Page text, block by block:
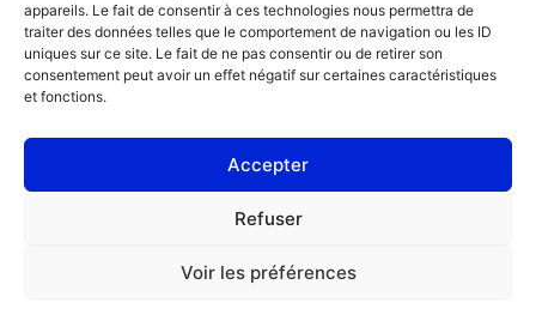
appareils. Le fait de consentir à ces technologies nous permettra de
traiter des données telles que le comportement de navigation ou les ID
uniques sur ce site. Le fait de ne pas consentir ou de retirer son
consentement peut avoir un effet négatif sur certaines caractéristiques
et fonctions.
Accepter
Refuser
Voir les préférences